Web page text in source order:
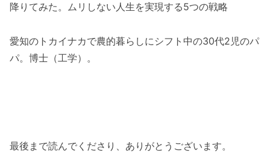
降りてみた。ムリしない人生を実現する5つの戦略
愛知のトカイナカで農的暮らしにシフト中の30代2児のパ
パ。博士（工学）。
最後まで読んでくださり、ありがとうございます。